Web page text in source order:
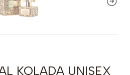
KOLADA UNISEX